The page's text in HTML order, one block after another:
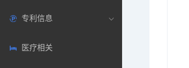
生物数据库
药品市场信息
欧洲
日本
医药论坛
药研咨询
学术搜索
SciHub文献
专利信息
各国专利局官方查询
医疗相关